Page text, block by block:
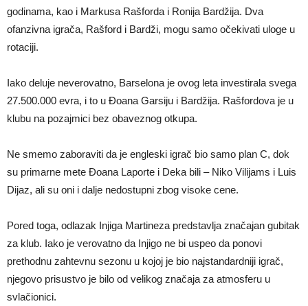
godinama, kao i Markusa Rašforda i Ronija Bardžija. Dva
ofanzivna igrača, Rašford i Bardži, mogu samo očekivati uloge u
rotaciji.
Iako deluje neverovatno, Barselona je ovog leta investirala svega
27.500.000 evra, i to u Đoana Garsiju i Bardžija. Rašfordova je u
klubu na pozajmici bez obaveznog otkupa.
Ne smemo zaboraviti da je engleski igrač bio samo plan C, dok
su primarne mete Đoana Laporte i Deka bili – Niko Vilijams i Luis
Dijaz, ali su oni i dalje nedostupni zbog visoke cene.
Pored toga, odlazak Injiga Martineza predstavlja značajan gubitak
za klub. Iako je verovatno da Injigo ne bi uspeo da ponovi
prethodnu zahtevnu sezonu u kojoj je bio najstandardniji igrač,
njegovo prisustvo je bilo od velikog značaja za atmosferu u
svlačionici.